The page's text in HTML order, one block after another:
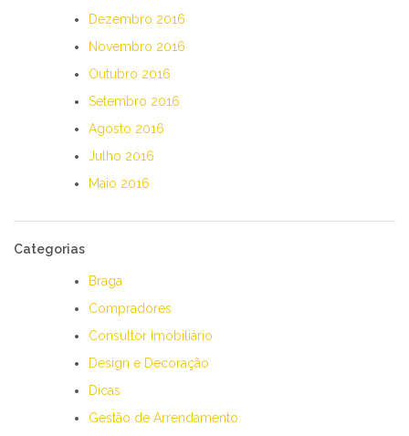
Dezembro 2016
Novembro 2016
Outubro 2016
Setembro 2016
Agosto 2016
Julho 2016
Maio 2016
Categorias
Braga
Compradores
Consultor Imobiliário
Design e Decoração
Dicas
Gestão de Arrendamento